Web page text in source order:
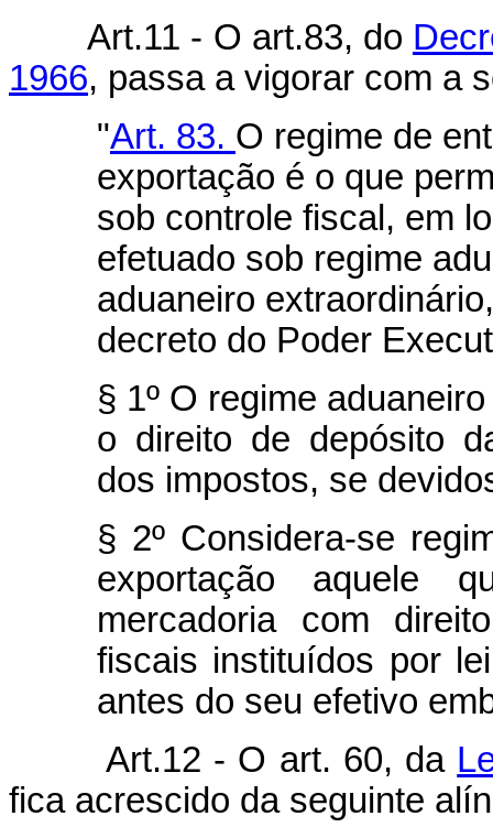
Art.11 - O art.83, do
1966, passa a vigorar com a
"Art. 83. O regime de
exportação é o que
sob controle fiscal, em
efetuado sob regime
aduaneiro
decreto do Poder
§ 1º O regime
o direito de depósito
dos impostos, se
§ 2º Considera-se
exportação aquele
mercadoria com
fiscais instituídos por
antes do seu efetivo
Art.12 - O art. 60, da
fica acrescido da seguinte